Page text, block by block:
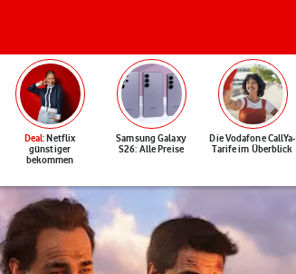
Deal: Netflix
günstiger
bekommen
Samsung Galaxy
S26: Alle Preise
Die Vodafone CallYa-
Tarife im Überblick